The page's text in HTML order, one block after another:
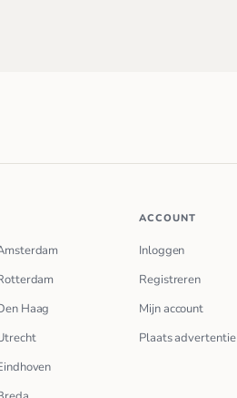
Haag
ACCOUNT
Inloggen
Registreren
Mijn account
Plaats advertentie